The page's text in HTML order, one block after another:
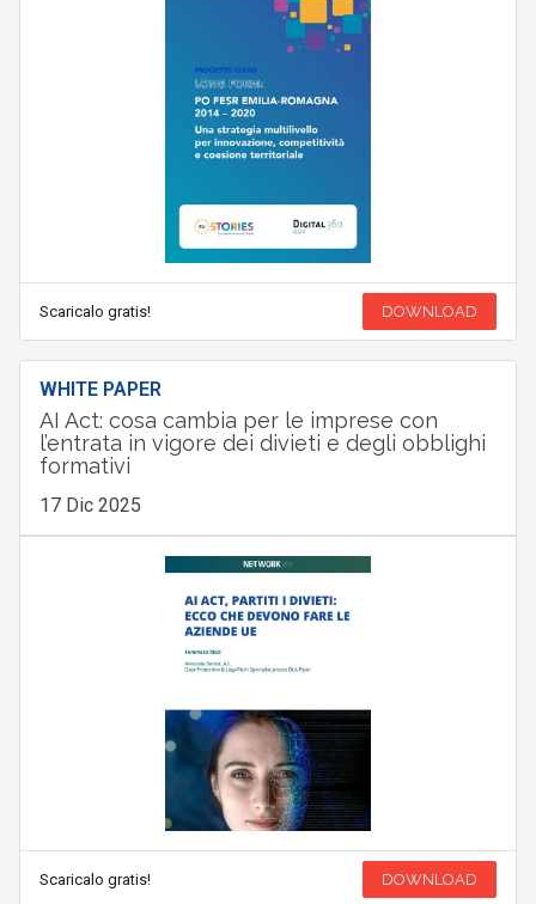
Scaricalo gratis! DOWNLOAD
WHITE PAPER
AI Act: cosa cambia per le imprese con
l’entrata in vigore dei divieti e degli obblighi
formativi
17 Dic 2025
Scaricalo gratis! DOWNLOAD